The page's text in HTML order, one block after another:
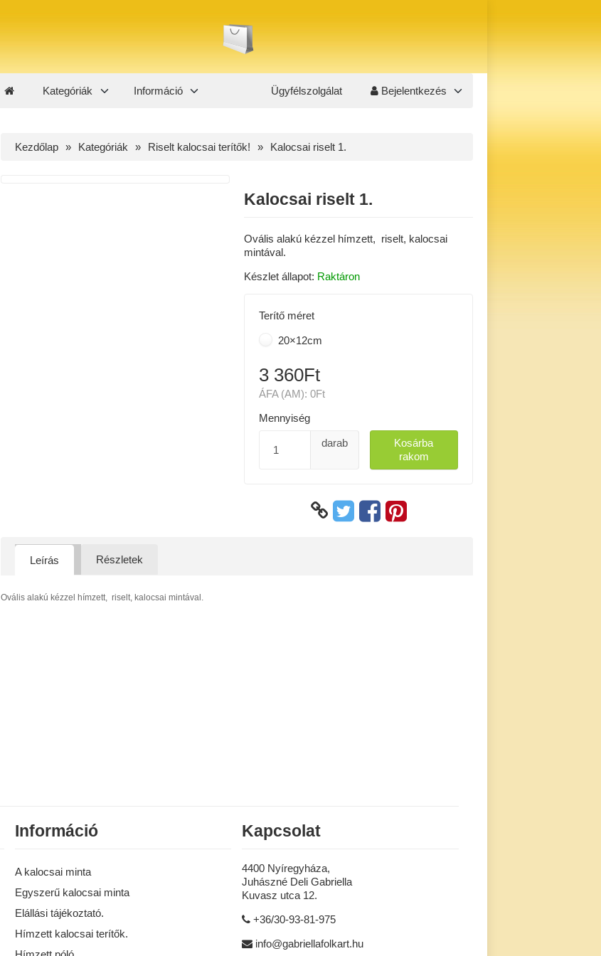
Kategóriák Információ Ügyfélszolgálat Bejelentkezés
Kezdőlap Kategóriák Riselt kalocsai terítők! Kalocsai riselt 1.
Kalocsai riselt 1.
Ovális alakú kézzel hímzett, riselt, kalocsai
mintával.
Készlet állapot: Raktáron
Terítő méret
20×12cm
3 360Ft
ÁFA (AM): 0Ft
Mennyiség
darab
Kosárba
rakom
Leírás Részletek
Ovális alakú kézzel hímzett, riselt, kalocsai mintával.
Információ
A kalocsai minta
Egyszerű kalocsai minta
Elállási tájékoztató.
Hímzett kalocsai terítők.
Kapcsolat
4400 Nyíregyháza,
Juhászné Deli Gabriella
Kuvasz utca 12.
+36/30-93-81-975
info@gabriellafolkart.hu